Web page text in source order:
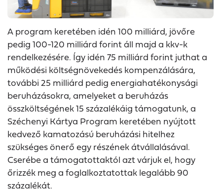
A program keretében idén 100 milliárd, jövőre
pedig 100-120 milliárd forint áll majd a kkv-k
rendelkezésére. Így idén 75 milliárd forint juthat a
működési költségnövekedés kompenzálására,
további 25 milliárd pedig energiahatékonysági
beruházásokra, amelyeket a beruházás
összköltségének 15 százalékáig támogatunk, a
Széchenyi Kártya Program keretében nyújtott
kedvező kamatozású beruházási hitelhez
szükséges önerő egy részének átvállalásával.
Cserébe a támogatottaktól azt várjuk el, hogy
őrizzék meg a foglalkoztatottak legalább 90
százalékát.